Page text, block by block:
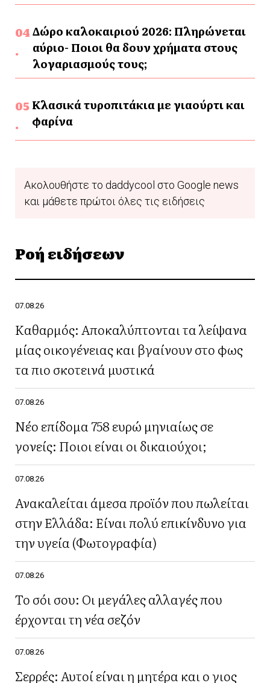
Δώρο καλοκαιριού 2026: Πληρώνεται
αύριο- Ποιοι θα δουν χρήματα στους
λογαριασμούς τους;
Κλασικά τυροπιτάκια με γιαούρτι και
φαρίνα
Ακολουθήστε το daddycool στο Google news
και μάθετε πρώτοι όλες τις ειδήσεις
Ροή ειδήσεων
07.08.26
Καθαρμός: Αποκαλύπτονται τα λείψανα
μίας οικογένειας και βγαίνουν στο φως
τα πιο σκοτεινά μυστικά
07.08.26
Νέο επίδομα 758 ευρώ μηνιαίως σε
γονείς: Ποιοι είναι οι δικαιούχοι;
07.08.26
Ανακαλείται άμεσα προϊόν που πωλείται
στην Ελλάδα: Είναι πολύ επικίνδυνο για
την υγεία (Φωτογραφία)
07.08.26
Το σόι σου: Οι μεγάλες αλλαγές που
έρχονται τη νέα σεζόν
07.08.26
Σερρές: Αυτοί είναι η μητέρα και ο γιος